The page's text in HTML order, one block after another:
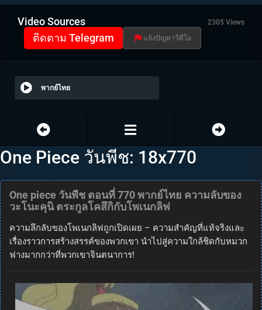
Video Sources 2305 Views
ติดตาม Telegram แจ้งปัญหาวีดีโอ
พากย์ไทย
One Piece วันพีช: 18x770
One piece วันพีช ตอนที่ 770 พากย์ไทย ความลับของ
วะโนะคุนิ ตระกูลโคสึกิกับโพเนกลิฟ
ความลึกลับของโพเนกลิฟถูกเปิดเผย – ความสำคัญที่แท้จริงและ
เรื่องราวการสร้างสรรค์ของพวกเขา นำไปสู่ความใกล้ชิดกับหมวก
ฟางมากกว่าที่พวกเขาจินตนาการ!